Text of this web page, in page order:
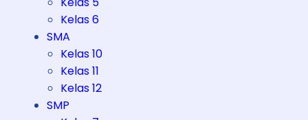
Kelas 6
SMA
Kelas 10
Kelas 11
Kelas 12
SMP